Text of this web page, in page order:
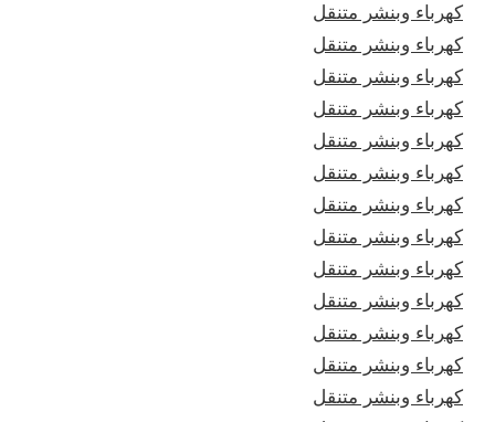
كهرباء وبنشر متنقل
كهرباء وبنشر متنقل
كهرباء وبنشر متنقل
كهرباء وبنشر متنقل
كهرباء وبنشر متنقل
كهرباء وبنشر متنقل
كهرباء وبنشر متنقل
كهرباء وبنشر متنقل
كهرباء وبنشر متنقل
كهرباء وبنشر متنقل
كهرباء وبنشر متنقل
كهرباء وبنشر متنقل
كهرباء وبنشر متنقل